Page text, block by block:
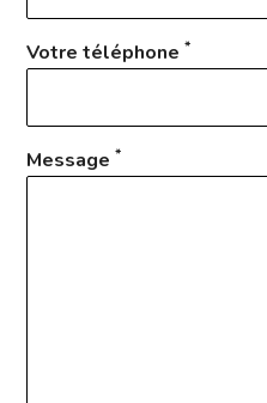
Votre téléphone*
Message*